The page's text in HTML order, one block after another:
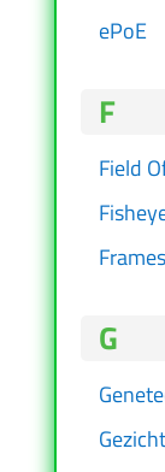
ePoE
F
Field
G